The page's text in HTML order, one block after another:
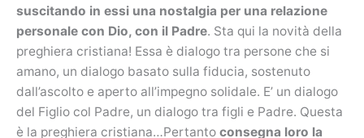
suscitando in essi una nostalgia per una relazione
personale con Dio, con il Padre. Sta qui la novità della
preghiera cristiana! Essa è dialogo tra persone che si
amano, un dialogo basato sulla fiducia, sostenuto
dall’ascolto e aperto all’impegno solidale. E’ un dialogo
del Figlio col Padre, un dialogo tra figli e Padre. Questa
è la preghiera cristiana…Pertanto consegna loro la